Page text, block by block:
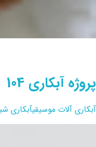
پروژه آبکاری 104
آبکاری آلات موسیقیآبکاری